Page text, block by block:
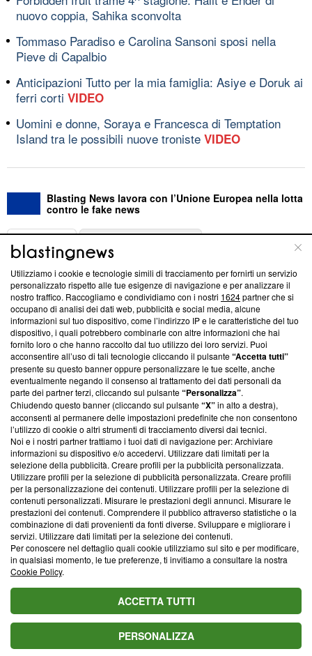
nuovo coppia, Sahika sconvolta
Tommaso Paradiso e Carolina Sansoni sposi nella
Pieve di Capalbio
Anticipazioni Tutto per la mia famiglia: Asiye e Doruk ai
ferri corti VIDEO
Uomini e donne, Soraya e Francesca di Temptation
Island tra le possibili nuove troniste VIDEO
Blasting News lavora con l’Unione Europea nella lotta
contro le fake news
ABOUT
Questa sezione offre informazioni trasparenti su Blasting
News, sui nostri processi editoriali e su come ci impegniamo a
creare news di qualità. Inoltre, afferma la nostra aderenza a
‘Trust Project - News with Integrity’Blasting News non è
ancora membro del programma, ma ha richiesto di farne
parte; Trust Project non ha ancora effettuato una verifica di
conformità agli standard.
Su di noi
Team editoriale
Corporate
Redazione
Informativa Privacy
Cookie Policy
Blasting SA, IDI CHE-247.845.224, Via Carlo Frasca, 3 - 6900
Lugano (Svizzera) Tel:+39 0690258937
© 2026 Blasting News
Utilizziamo i cookie e tecnologie simili di tracciamento per fornirti un servizio
personalizzato rispetto alle tue esigenze di navigazione e per analizzare il
nostro traffico. Raccogliamo e condividiamo con i nostri 1624partner che si
occupano di analisi dei dati web, pubblicità e social media, alcune
informazioni sul tuo dispositivo, come l’indirizzo IP e le caratteristiche del tuo
dispositivo, i quali potrebbero combinarle con altre informazioni che hai
fornito loro o che hanno raccolto dal tuo utilizzo dei loro servizi. Puoi
acconsentire all’uso di tali tecnologie cliccando il pulsante“Accetta tutti”
presente su questo banner oppure personalizzare le tue scelte, anche
eventualmente negando il consenso al trattamento dei dati personali da
parte dei partner terzi, cliccando sul pulsante“Personalizza”.
Chiudendo questo banner (cliccando sul pulsante“X”in alto a destra),
acconsenti al permanere delle impostazioni predefinite che non consentono
l’utilizzo di cookie o altri strumenti di tracciamento diversi dai tecnici.
Noi e i nostri partner trattiamo i tuoi dati di navigazione per: Archiviare
informazioni su dispositivo e/o accedervi. Utilizzare dati limitati per la
selezione della pubblicità. Creare profili per la pubblicità personalizzata.
Utilizzare profili per la selezione di pubblicità personalizzata. Creare profili
per la personalizzazione dei contenuti. Utilizzare profili per la selezione di
contenuti personalizzati. Misurare le prestazioni degli annunci. Misurare le
prestazioni dei contenuti. Comprendere il pubblico attraverso statistiche o la
combinazione di dati provenienti da fonti diverse. Sviluppare e migliorare i
servizi. Utilizzare dati limitati per la selezione dei contenuti.
Per conoscere nel dettaglio quali cookie utilizziamo sul sito e per modificare,
in qualsiasi momento, le tue preferenze, ti invitiamo a consultare la nostra
Cookie Policy.
ACCETTA TUTTI
PERSONALIZZA